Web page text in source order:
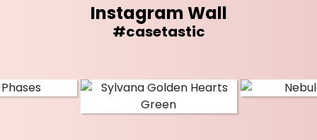
Instagram Wall
#casetastic